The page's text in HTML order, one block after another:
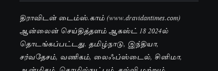
திராவிடன் டைம்ஸ்.காம் (www.dravidantimes.com)
ஆன்லைன் செய்தித்தளம் ஆகஸ்ட் 18 2024ல்
தொடங்கப்பட்டது. தமிழ்நாடு, இந்தியா,
சர்வதேசம், வணிகம், லைஃப்ஸ்டைல், சினிமா,